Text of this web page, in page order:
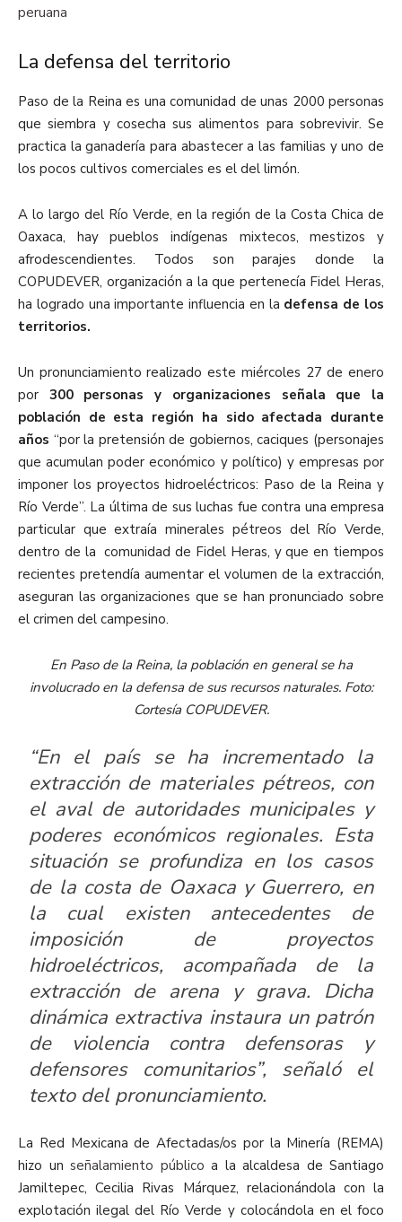
peruana
La defensa del territorio
Paso de la Reina es una comunidad de unas 2000 personas
que siembra y cosecha sus alimentos para sobrevivir. Se
practica la ganadería para abastecer a las familias y uno de
los pocos cultivos comerciales es el del limón.
A lo largo del Río Verde, en la región de la Costa Chica de
Oaxaca, hay pueblos indígenas mixtecos, mestizos y
afrodescendientes. Todos son parajes donde la
COPUDEVER, organización a la que pertenecía Fidel Heras,
ha logrado una importante influencia en la defensa de los
territorios.
Un pronunciamiento realizado este miércoles 27 de enero
por 300 personas y organizaciones señala que la
población de esta región ha sido afectada durante
años “por la pretensión de gobiernos, caciques (personajes
que acumulan poder económico y político) y empresas por
imponer los proyectos hidroeléctricos: Paso de la Reina y
Río Verde”. La última de sus luchas fue contra una empresa
particular que extraía minerales pétreos del Río Verde,
dentro de la comunidad de Fidel Heras, y que en tiempos
recientes pretendía aumentar el volumen de la extracción,
aseguran las organizaciones que se han pronunciado sobre
el crimen del campesino.
En Paso de la Reina, la población en general se ha
involucrado en la defensa de sus recursos naturales. Foto:
Cortesía COPUDEVER.
“En el país se ha incrementado la
extracción de materiales pétreos, con
el aval de autoridades municipales y
poderes económicos regionales. Esta
situación se profundiza en los casos
de la costa de Oaxaca y Guerrero, en
la cual existen antecedentes de
imposición de proyectos
hidroeléctricos, acompañada de la
extracción de arena y grava. Dicha
dinámica extractiva instaura un patrón
de violencia contra defensoras y
defensores comunitarios”, señaló el
texto del pronunciamiento.
La Red Mexicana de Afectadas/os por la Minería (REMA)
hizo un señalamiento público a la alcaldesa de Santiago
Jamiltepec, Cecilia Rivas Márquez, relacionándola con la
explotación ilegal del Río Verde y colocándola en el foco